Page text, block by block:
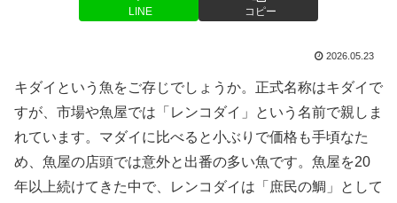
LINE コピー
2026.05.23
キダイという魚をご存じでしょうか。正式名称はキダイで
すが、市場や魚屋では「レンコダイ」という名前で親しま
れています。マダイに比べると小ぶりで価格も手頃なた
め、魚屋の店頭では意外と出番の多い魚です。魚屋を20
年以上続けてきた中で、レンコダイは「庶民の鯛」として